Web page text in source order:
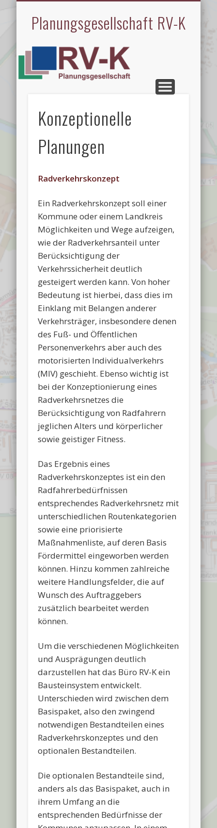
Planungsgesellschaft RV-K
Konzeptionelle
Planungen
Radverkehrskonzept
Ein Radverkehrskonzept soll einer
Kommune oder einem Landkreis
Möglichkeiten und Wege aufzeigen,
wie der Radverkehrsanteil unter
Berücksichtigung der
Verkehrssicherheit deutlich
gesteigert werden kann. Von hoher
Bedeutung ist hierbei, dass dies im
Einklang mit Belangen anderer
Verkehrsträger, insbesondere denen
des Fuß- und Öffentlichen
Personenverkehrs aber auch des
motorisierten Individualverkehrs
(MIV) geschieht. Ebenso wichtig ist
bei der Konzeptionierung eines
Radverkehrsnetzes die
Berücksichtigung von Radfahrern
jeglichen Alters und körperlicher
sowie geistiger Fitness.
Das Ergebnis eines
Radverkehrskonzeptes ist ein den
Radfahrerbedürfnissen
entsprechendes Radverkehrsnetz mit
unterschiedlichen Routenkategorien
sowie eine priorisierte
Maßnahmenliste, auf deren Basis
Fördermittel eingeworben werden
können. Hinzu kommen zahlreiche
weitere Handlungsfelder, die auf
Wunsch des Auftraggebers
zusätzlich bearbeitet werden
können.
Um die verschiedenen Möglichkeiten
und Ausprägungen deutlich
darzustellen hat das Büro RV-K ein
Bausteinsystem entwickelt.
Unterschieden wird zwischen dem
Basispaket, also den zwingend
notwendigen Bestandteilen eines
Radverkehrskonzeptes und den
optionalen Bestandteilen.
Die optionalen Bestandteile sind,
anders als das Basispaket, auch in
ihrem Umfang an die
entsprechenden Bedürfnisse der